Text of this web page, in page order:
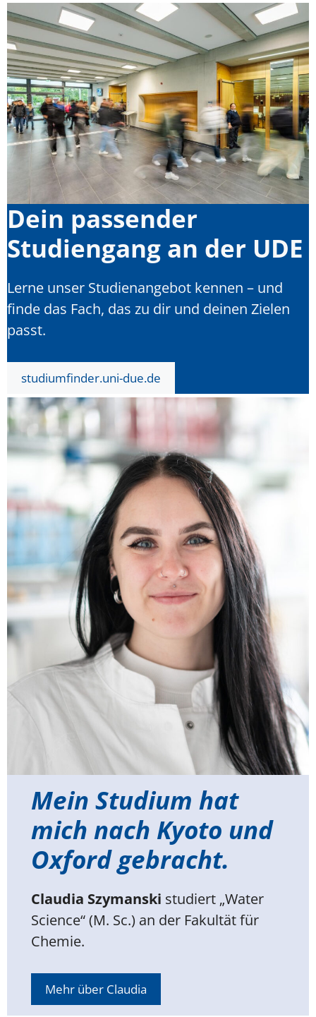
Dein passender
Studiengang an der UDE
Lerne unser Studienangebot kennen – und
finde das Fach, das zu dir und deinen Zielen
passt.
studiumfinder.uni-due.de
Mein Studium hat
mich nach Kyoto und
Oxford gebracht.
Claudia Szymanski studiert „Water
Science“ (M. Sc.) an der Fakultät für
Chemie.
Mehr über Claudia